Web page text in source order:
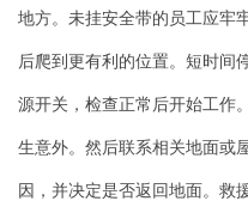
地方。未挂安全带的员工应牢
后爬到更有利的位置。短时间
源开关，检查正常后开始工作
生意外。然后联系相关地面或
因，并决定是否返回地面。救